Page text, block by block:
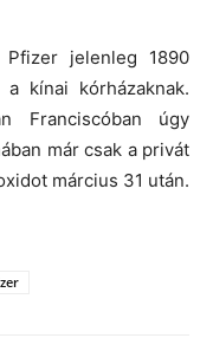
jelenleg 1890
kínai kórházaknak.
Franciscóban úgy
már csak a privát
március 31 után.